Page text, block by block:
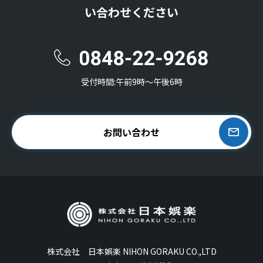
い合わせください
受付時間:午前9時〜午後6時
お問い合わせ
株式会社 日本娯楽 NIHON GORAKU CO.,LTD